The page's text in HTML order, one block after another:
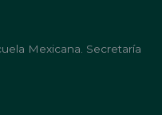
Mexicana. Secretaría